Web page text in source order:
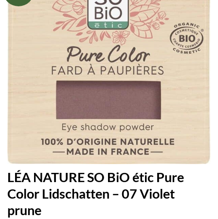
LÉA NATURE SO BiO étic Pure
Color Lidschatten – 07 Violet
prune